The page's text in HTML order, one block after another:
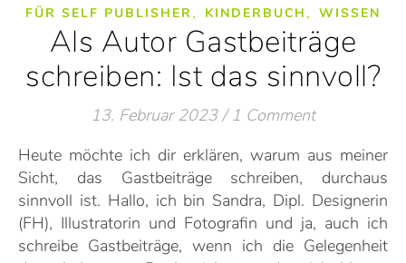
FÜR SELF PUBLISHER , KINDERBUCH , WISSEN
Als Autor Gastbeiträge
schreiben: Ist das sinnvoll?
13. Februar 2023 / 1 Comment
Heute möchte ich dir erklären, warum aus meiner
Sicht, das Gastbeiträge schreiben, durchaus
sinnvoll ist. Hallo, ich bin Sandra, Dipl. Designerin
(FH), Illustratorin und Fotografin und ja, auch ich
schreibe Gastbeiträge, wenn ich die Gelegenheit